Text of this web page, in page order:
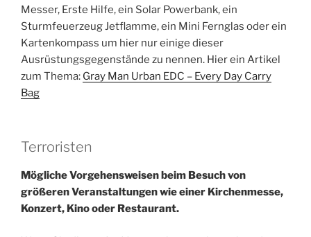
Messer, Erste Hilfe, ein Solar Powerbank, ein
Sturmfeuerzeug Jetflamme, ein Mini Fernglas oder ein
Kartenkompass um hier nur einige dieser
Ausrüstungsgegenstände zu nennen. Hier ein Artikel
zum Thema: Gray Man Urban EDC – Every Day Carry
Bag
Terroristen
Mögliche Vorgehensweisen beim Besuch von
größeren Veranstaltungen wie einer Kirchenmesse,
Konzert, Kino oder Restaurant.